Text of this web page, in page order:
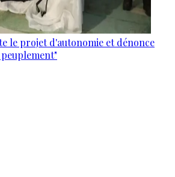
le projet d'autonomie et dénonce